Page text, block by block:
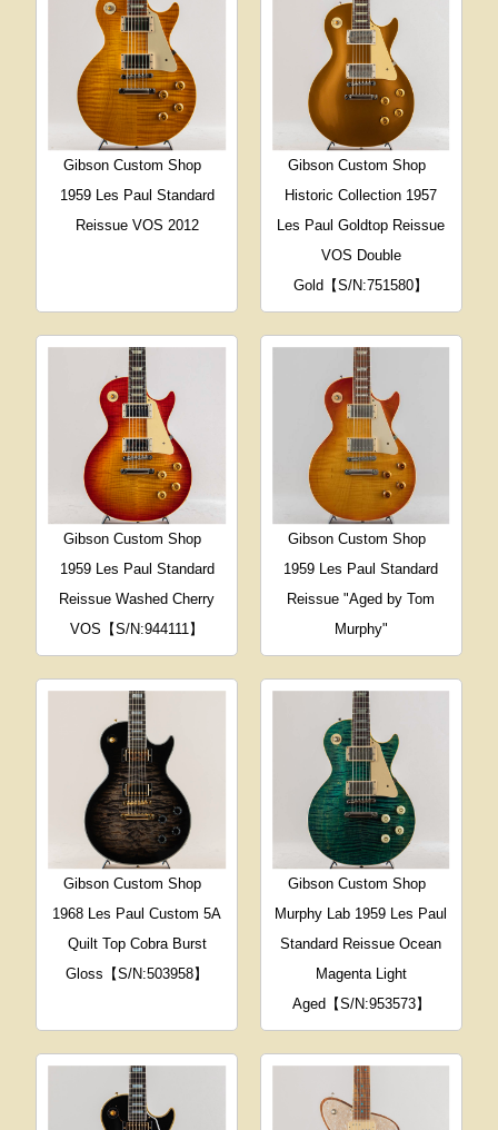
Gibson Custom Shop
1959 Les Paul Standard
Reissue VOS 2012
Gibson Custom Shop
Historic Collection 1957
Les Paul Goldtop Reissue
VOS Double
Gold【S/N:751580】
Gibson Custom Shop
1959 Les Paul Standard
Reissue Washed Cherry
VOS【S/N:944111】
Gibson Custom Shop
1959 Les Paul Standard
Reissue "Aged by Tom
Murphy"
Gibson Custom Shop
1968 Les Paul Custom 5A
Quilt Top Cobra Burst
Gloss【S/N:503958】
Gibson Custom Shop
Murphy Lab 1959 Les Paul
Standard Reissue Ocean
Magenta Light
Aged【S/N:953573】